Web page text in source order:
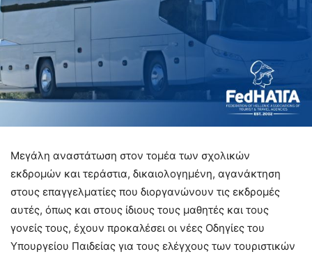
Μεγάλη αναστάτωση στον τομέα των σχολικών
εκδρομών και τεράστια, δικαιολογημένη, αγανάκτηση
στους επαγγελματίες που διοργανώνουν τις εκδρομές
αυτές, όπως και στους ίδιους τους μαθητές και τους
γονείς τους, έχουν προκαλέσει οι νέες Οδηγίες του
Υπουργείου Παιδείας για τους ελέγχους των τουριστικών